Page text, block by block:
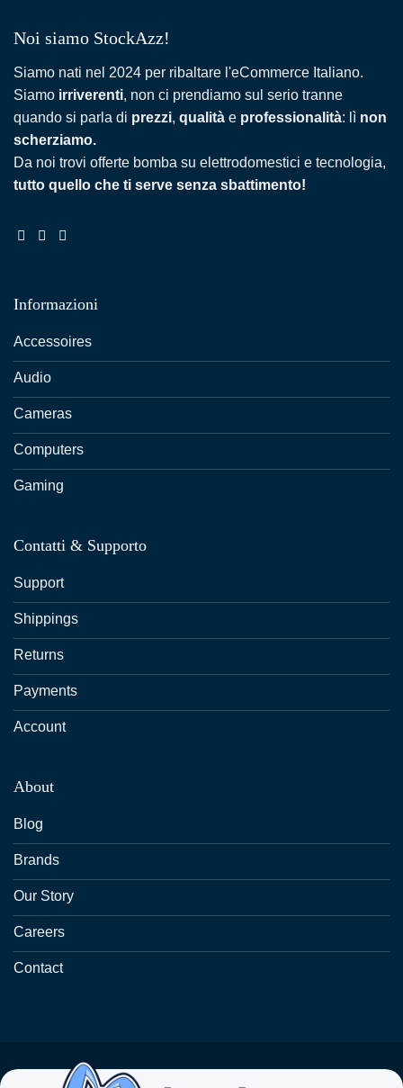
Noi siamo StockAzz!
Siamo nati nel 2024 per ribaltare l'eCommerce Italiano.
Siamo irriverenti, non ci prendiamo sul serio tranne
quando si parla di prezzi, qualità e professionalità: lì non
scherziamo.
Da noi trovi offerte bomba su elettrodomestici e tecnologia,
tutto quello che ti serve senza sbattimento!
Informazioni
Accessoires
Audio
Cameras
Computers
Gaming
Contatti & Supporto
Support
Shippings
Returns
Payments
Account
About
Blog
Brands
Our Story
Careers
Contact